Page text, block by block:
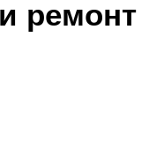
ремонт